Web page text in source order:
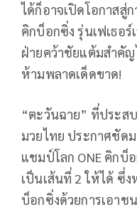
ได้ก็อาจเปิดโอกาสสู่
คิกบ็อกซิ่ง รุ่นเฟเธอ
ฝ่ายคว้าชัยแต้มสำคั
ห้ามพลาดเด็ดขาด!
“ตะวันฉาย” ที่ประส
มวยไทย ประกาศชัด
แชมป์โลก ONE คิกบ็
เป็นเส้นที่ 2 ให้ได้ ซึ่
บ็อกซิ่งด้วยการเอาช